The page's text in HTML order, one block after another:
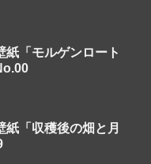
紙「モルゲンロート
紙「収穫後の畑と月